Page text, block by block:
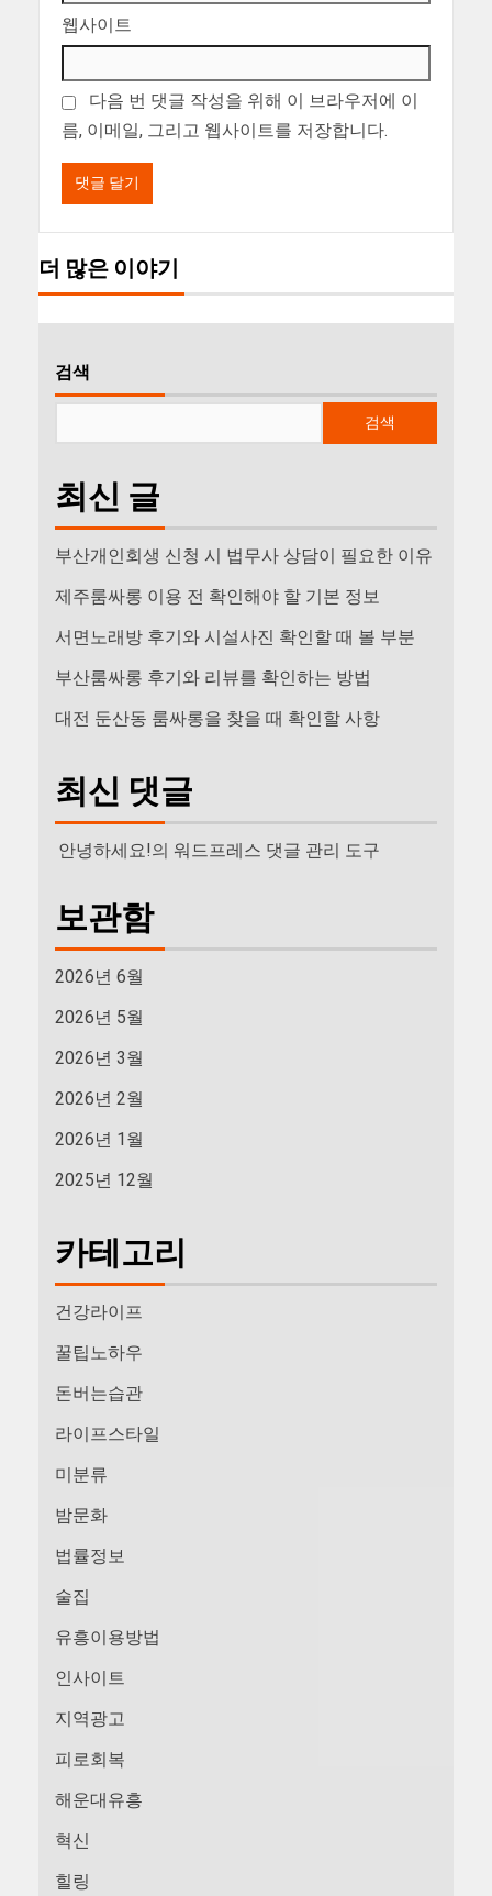
웹사이트
다음 번 댓글 작성을 위해 이 브라우저에 이
름, 이메일, 그리고 웹사이트를 저장합니다.
더 많은 이야기
검색
검색
최신 글
부산개인회생 신청 시 법무사 상담이 필요한 이유
제주룸싸롱 이용 전 확인해야 할 기본 정보
서면노래방 후기와 시설사진 확인할 때 볼 부분
부산룸싸롱 후기와 리뷰를 확인하는 방법
대전 둔산동 룸싸롱을 찾을 때 확인할 사항
최신 댓글
안녕하세요!의 워드프레스 댓글 관리 도구
보관함
2026년 6월
2026년 5월
2026년 3월
2026년 2월
2026년 1월
2025년 12월
카테고리
건강라이프
꿀팁노하우
돈버는습관
라이프스타일
미분류
밤문화
법률정보
술집
유흥이용방법
인사이트
지역광고
피로회복
해운대유흥
혁신
힐링